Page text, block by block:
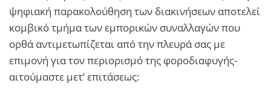
ψηφιακή παρακολούθηση των διακινήσεων αποτελεί
κομβικό τμήμα των εμπορικών συναλλαγών που
ορθά αντιμετωπίζεται από την πλευρά σας με
επιμονή για τον περιορισμό της φοροδιαφυγής-
αιτούμαστε μετ’ επιτάσεως: